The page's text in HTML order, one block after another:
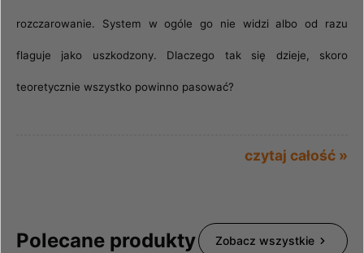
rozczarowanie. System w ogóle go nie widzi albo od razu
flaguje jako uszkodzony. Dlaczego tak się dzieje, skoro
teoretycznie wszystko powinno pasować?
czytaj całość »
Polecane produkty Zobacz wszystkie